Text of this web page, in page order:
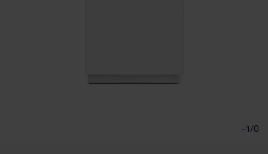
-1/0